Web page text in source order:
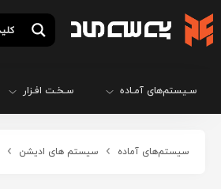
سـیستم‌های آمـاده سـخـت افـزار
سیستم‌های آماده سیستم های ادیشن